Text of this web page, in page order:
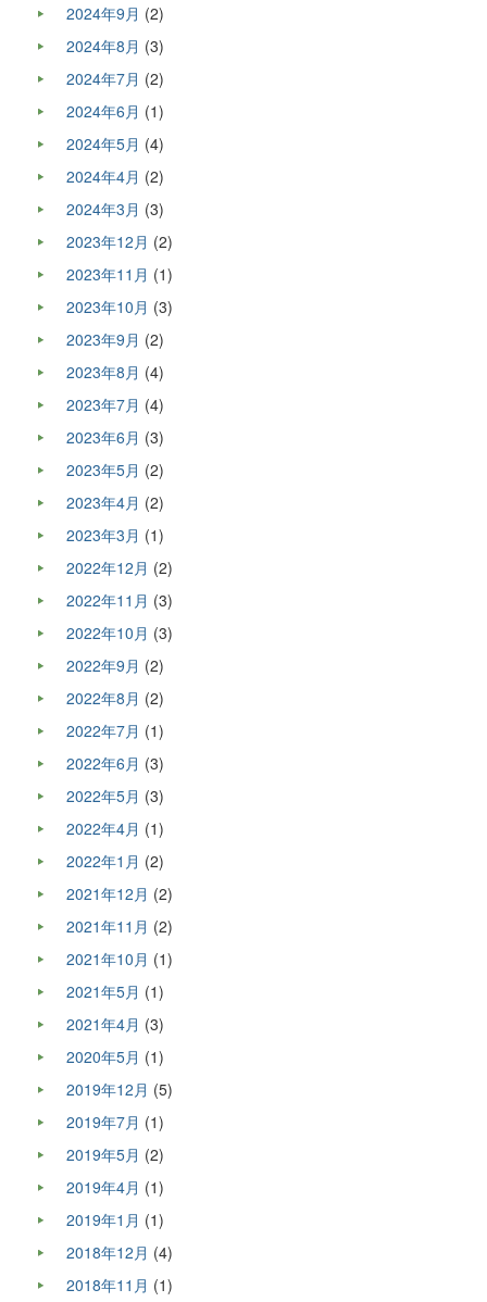
2024年9月 (2)
2024年8月 (3)
2024年7月 (2)
2024年6月 (1)
2024年5月 (4)
2024年4月 (2)
2024年3月 (3)
2023年12月 (2)
2023年11月 (1)
2023年10月 (3)
2023年9月 (2)
2023年8月 (4)
2023年7月 (4)
2023年6月 (3)
2023年5月 (2)
2023年4月 (2)
2023年3月 (1)
2022年12月 (2)
2022年11月 (3)
2022年10月 (3)
2022年9月 (2)
2022年8月 (2)
2022年7月 (1)
2022年6月 (3)
2022年5月 (3)
2022年4月 (1)
2022年1月 (2)
2021年12月 (2)
2021年11月 (2)
2021年10月 (1)
2021年5月 (1)
2021年4月 (3)
2020年5月 (1)
2019年12月 (5)
2019年7月 (1)
2019年5月 (2)
2019年4月 (1)
2019年1月 (1)
2018年12月 (4)
2018年11月 (1)